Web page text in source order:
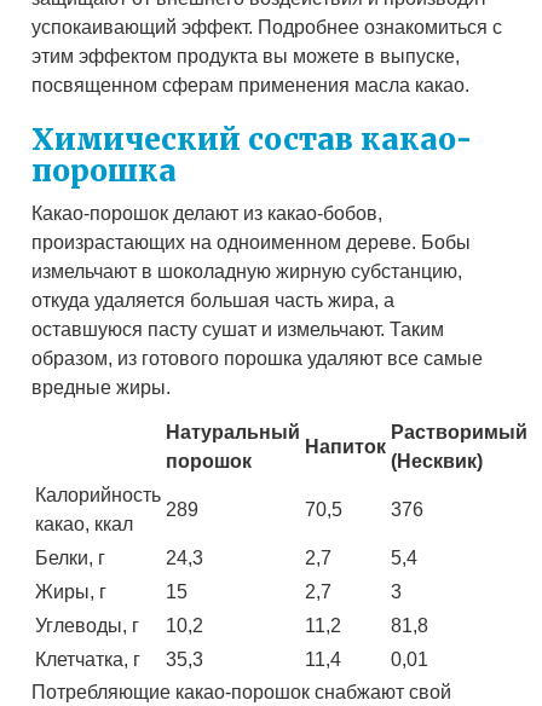
успокаивающий эффект. Подробнее ознакомиться с
этим эффектом продукта вы можете в выпуске,
посвященном сферам применения масла какао.
Химический состав какао-
порошка
Какао-порошок делают из какао-бобов,
произрастающих на одноименном дереве. Бобы
измельчают в шоколадную жирную субстанцию,
откуда удаляется большая часть жира, а
оставшуюся пасту сушат и измельчают. Таким
образом, из готового порошка удаляют все самые
вредные жиры.
Натуральный
порошок
Напиток
Растворимый
(Несквик)
Калорийность
какао, ккал
289 70,5 376
Белки, г 24,3 2,7
5,4
Жиры, г
15 2,7
3
Углеводы, г
10,2 11,2
81,8
Клетчатка, г
35,3 11,4
0,01
Потребляющие какао-порошок снабжают свой